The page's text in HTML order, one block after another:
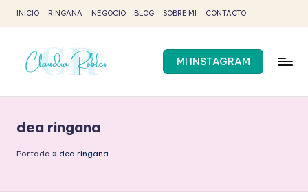
Saltar
contenido
INICIO RINGANA NEGOCIO BLOG SOBRE MI CONTACTO
a
u
-
Partner
Ringana
MI INSTAGRAM
dea ringana
Portada » dea ringana